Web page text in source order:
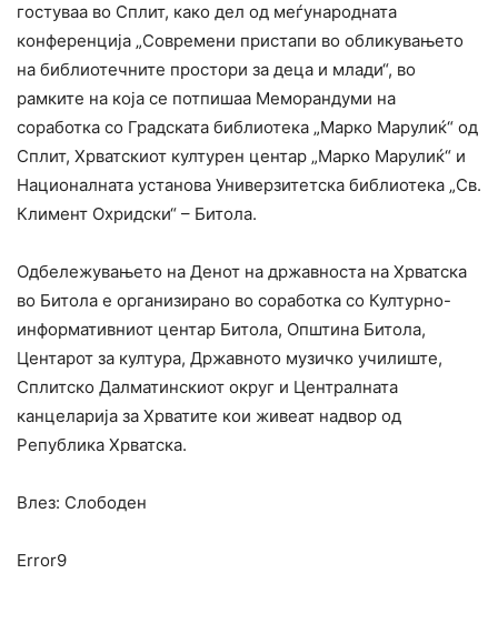
гостуваа во Сплит, како дел од меѓународната
конференција „Современи пристапи во обликувањето
на библиотечните простори за деца и млади“, во
рамките на која се потпишаа Меморандуми на
соработка со Градската библиотека „Марко Марулиќ“ од
Сплит, Хрватскиот културен центар „Марко Марулиќ“ и
Националната установа Универзитетска библиотека „Св.
Климент Охридски“ – Битола.
Одбележувањето на Денот на државноста на Хрватска
во Битола е организирано во соработка со Културно-
информативниот центар Битола, Општина Битола,
Центарот за култура, Државното музичко училиште,
Сплитско Далматинскиот округ и Централната
канцеларија за Хрватите кои живеат надвор од
Република Хрватска.
Влез: Слободен
Error9